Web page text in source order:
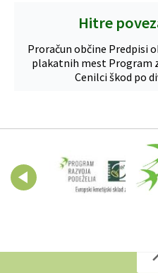
Hitre
Proračun občine Predpisi
plakatnih mest Program
Cenilci škod po